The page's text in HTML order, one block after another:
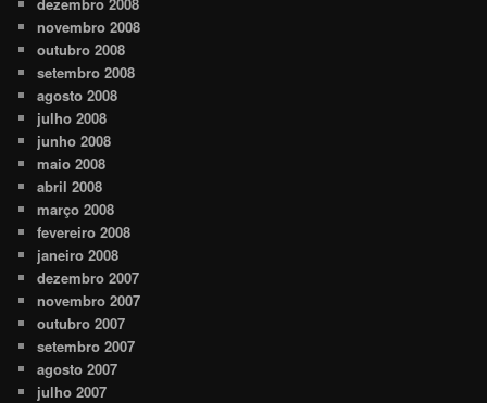
novembro 2008
outubro 2008
setembro 2008
agosto 2008
julho 2008
junho 2008
maio 2008
abril 2008
março 2008
fevereiro 2008
janeiro 2008
dezembro 2007
novembro 2007
outubro 2007
setembro 2007
agosto 2007
julho 2007